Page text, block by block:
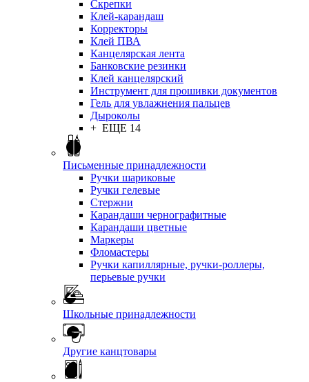
Скрепки
Клей-карандаш
Корректоры
Клей ПВА
Канцелярская лента
Банковские резинки
Клей канцелярский
Инструмент для прошивки документов
Гель для увлажнения пальцев
Дыроколы
+ ЕЩЕ 14
Письменные принадлежности
Ручки шариковые
Ручки гелевые
Стержни
Карандаши чернографитные
Карандаши цветные
Маркеры
Фломастеры
Ручки капиллярные, ручки-роллеры,
перьевые ручки
Школьные принадлежности
Другие канцтовары